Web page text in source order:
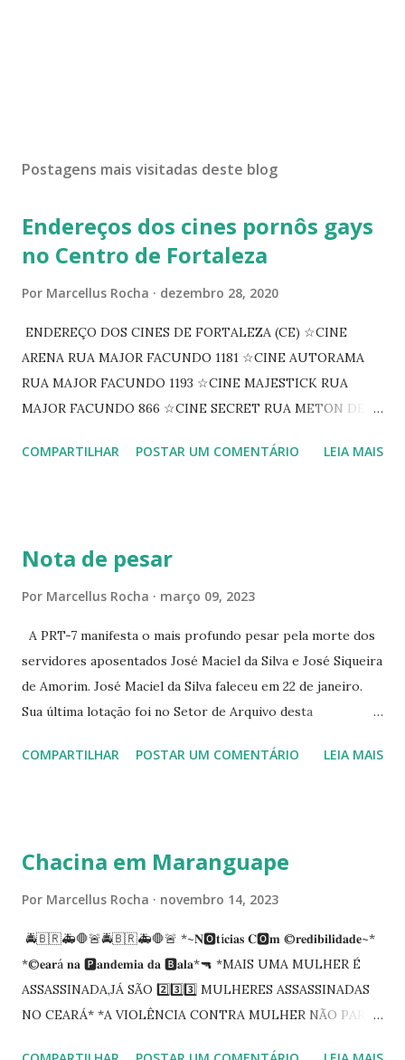
Postagens mais visitadas deste blog
Endereços dos cines pornôs gays
no Centro de Fortaleza
Por Marcellus Rocha dezembro 28, 2020
ENDEREÇO DOS CINES DE FORTALEZA (CE) ☆CINE
ARENA RUA MAJOR FACUNDO 1181 ☆CINE AUTORAMA
RUA MAJOR FACUNDO 1193 ☆CINE MAJESTICK RUA
MAJOR FACUNDO 866 ☆CINE SECRET RUA METON DE
PEIXOTO 1307 ☆CINE IRIS RUA FLORIANO PEIXOTO 1206
☆CINE VIP CLUBE RUA 24 DE MAIO 825 ☆CINE ECLIPSE
COMPARTILHAR POSTAR UM COMENTÁRIO LEIA MAIS
Nota de pesar
Por Marcellus Rocha março 09, 2023
A PRT-7 manifesta o mais profundo pesar pela morte dos
servidores aposentados José Maciel da Silva e José Siqueira
de Amorim. José Maciel da Silva faleceu em 22 de janeiro.
Sua última lotação foi no Setor de Arquivo desta
Siqueira Amorim faleceu em 28 de fevereiro e encerrou a
enquanto atuaram nesta instituição.
COMPARTILHAR POSTAR UM COMENTÁRIO LEIA MAIS
Chacina em Maranguape
Por Marcellus Rocha novembro 14, 2023
🚔🇧🇷🚑🛑🚨🚔🇧🇷🚑🛑🚨 *~𝐍🅾️𝐭í𝐜𝐢𝐚𝐬 𝐂🅾️𝐦 ©️𝐫𝐞𝐝𝐢𝐛𝐢𝐥𝐢𝐝𝐚𝐝𝐞~*
*©️𝐞𝐚𝐫á 𝐧𝐚 🅿️𝐚𝐧𝐝𝐞𝐦𝐢𝐚 𝐝𝐚 🅱️𝐚𝐥𝐚*🔫 *MAIS UMA MULHER É
ASSASSINADA,JÁ SÃO 2️⃣3️⃣3️⃣ MULHERES ASSASSINADAS
NO CEARÁ* *A VIOLÊNCIA CONTRA MULHER NÃO PARA